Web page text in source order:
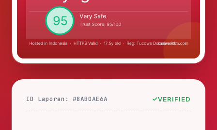
ID Laporan: #8AB0AE6A VERIFIED